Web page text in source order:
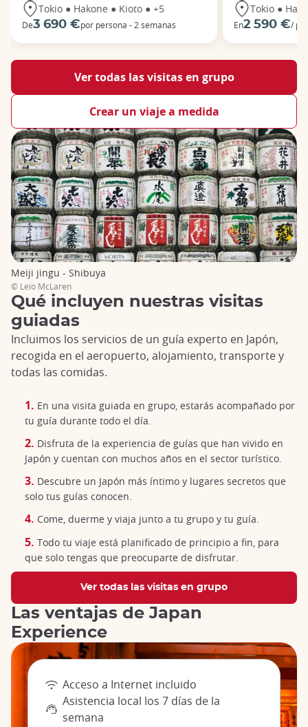
Tokio ● Hakone ● Kioto ● +5
De3 690 €por persona - 2 semanas
Tokio ●
En2 590 €/
Ver todas las visitas en grupo
Crear un viaje a medida
Qué incluyen nuestras visitas
guiadas
Incluimos los servicios de un guía experto en Japón,
recogida en el aeropuerto, alojamiento, transporte y
todas las comidas.
En una visita guiada en grupo, estarás acompañado por
tu guía durante todo el día.
Disfruta de la experiencia de guías que han vivido en
Japón y cuentan con muchos años en el sector turístico.
Descubre un Japón más íntimo y lugares secretos que
solo tus guías conocen.
Come, duerme y viaja junto a tu grupo y tu guía.
Todo tu viaje está planificado de principio a fin, para
que solo tengas que preocuparte de disfrutar.
Ver todas las visitas en grupo
Meiji jingu - Shibuya
© Leio McLaren
Las ventajas de Japan
Experience
Acceso a Internet incluido
Asistencia local los 7 días de la
semana